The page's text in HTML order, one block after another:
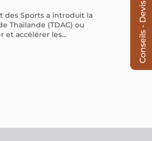
des Sports a introduit la
Thaïlande (TDAC) ou
et accélérer les
ainsi les documents
Conseils - Devis